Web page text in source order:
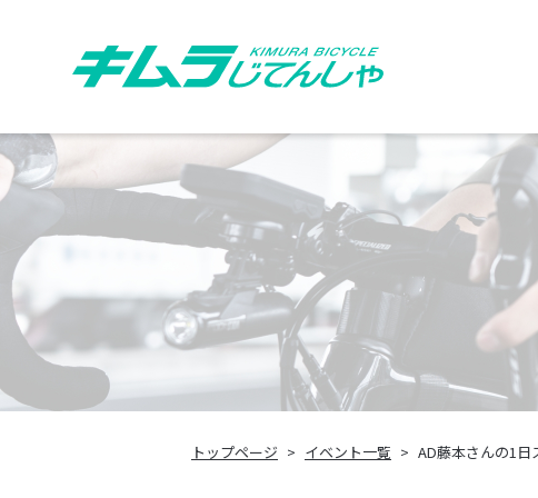
トップページ イベント一覧 AD藤本さんの1日